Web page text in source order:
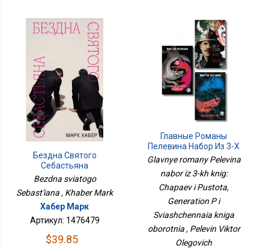
Бездна Святого
Себастьяна
Bezdna sviatogo
Sebast'iana , Khaber Mark
Хабер Марк
Артикул: 1476479
$39.85
Главные Романы
Пелевина Набор Из 3-Х
Книг: Чапаев И Пустота,
Generation П И
Священная Книга
Оборотня
Glavnye romany Pelevina
nabor iz 3-kh knig:
Chapaev i Pustota,
Generation P i
Sviashchennaia kniga
oborotnia , Pelevin Viktor
Olegovich